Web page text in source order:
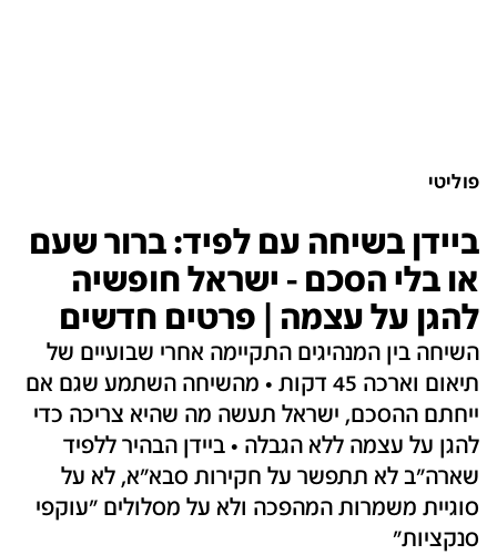
פוליטי
ביידן בשיחה עם לפיד: ברור שעם
או בלי הסכם - ישראל חופשיה
להגן על עצמה | פרטים חדשים
השיחה בין המנהיגים התקיימה אחרי שבועיים של
תיאום וארכה 45 דקות • מהשיחה השתמע שגם אם
ייחתם ההסכם, ישראל תעשה מה שהיא צריכה כדי
להגן על עצמה ללא הגבלה • ביידן הבהיר ללפיד
שארה"ב לא תתפשר על חקירות סבא"א, לא על
סוגיית משמרות המהפכה ולא על מסלולים "עוקפי
סנקציות"